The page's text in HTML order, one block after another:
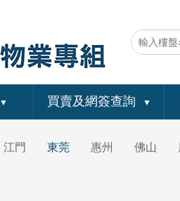
▼ 買賣及網簽查詢 ▼
江門 東莞 惠州 佛山